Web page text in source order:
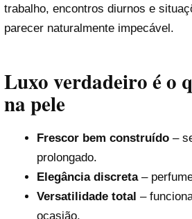
trabalho, encontros diurnos e
parecer naturalmente impecável.
Luxo verdadeiro é o
na pele
Frescor bem construído–
prolongado.
Elegância discreta–
Versatilidade total –
ocasião.